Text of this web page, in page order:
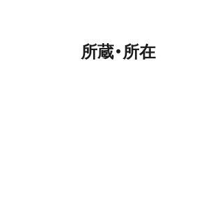
所蔵・所在